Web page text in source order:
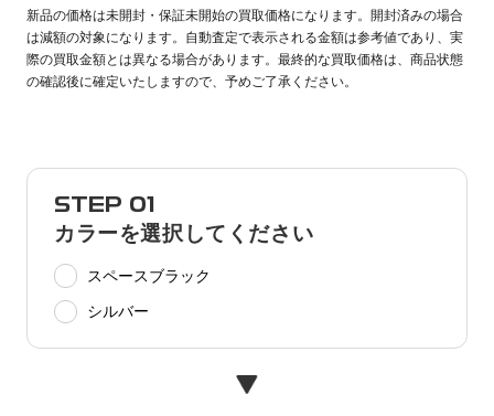
新品の価格は未開封・保証未開始の買取価格になります。開封済みの場合
は減額の対象になります。自動査定で表示される金額は参考値であり、実
際の買取金額とは異なる場合があります。最終的な買取価格は、商品状態
の確認後に確定いたしますので、予めご了承ください。
STEP 01
カラーを選択してください
スペースブラック
シルバー